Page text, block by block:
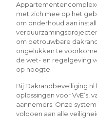
met zich mee op het
om onderhoud aan
om betrouwbare
ongelukken te
de wet- en regelgeving
op hoogte.
Bij
oplossingen voor VvE’s,
aannemers. Onze
voldoen aan alle